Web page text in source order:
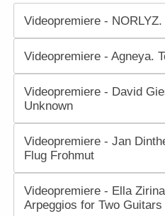
Videopremiere -
Videopremiere - Agneya.
Videopremiere - David
Unknown
Videopremiere - Jan
Flug Frohmut
Videopremiere - Ella
Arpeggios for Two Guitars